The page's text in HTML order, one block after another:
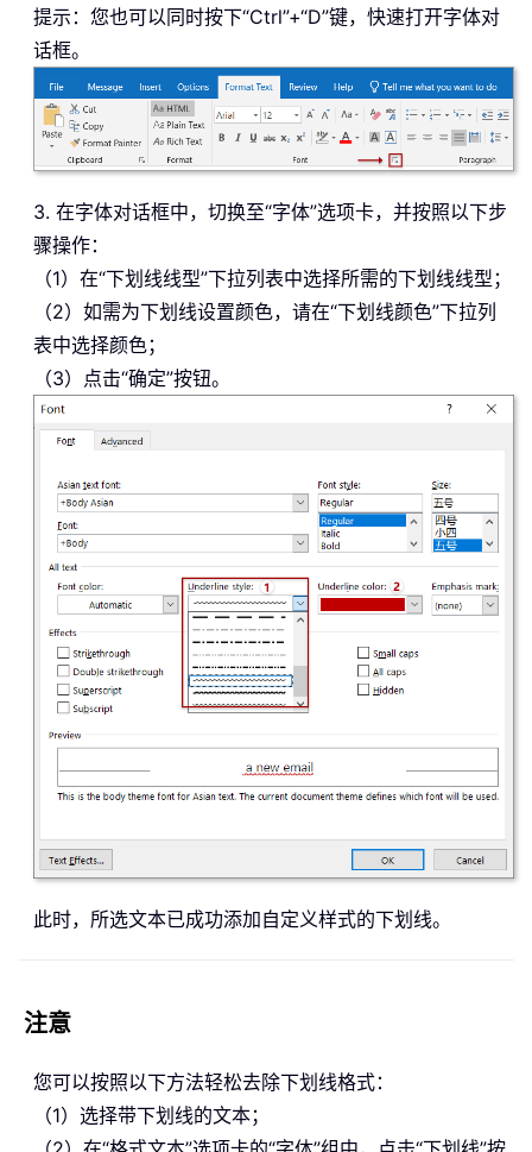
提示：您也可以同时按下“Ctrl”+“D”键，快速打开字体对
话框。
3. 在字体对话框中，切换至“字体”选项卡，并按照以下步
骤操作：
（1）在“下划线线型”下拉列表中选择所需的下划线线型；
（2）如需为下划线设置颜色，请在“下划线颜色”下拉列
表中选择颜色；
（3）点击“确定”按钮。
此时，所选文本已成功添加自定义样式的下划线。
注意
您可以按照以下方法轻松去除下划线格式：
（1）选择带下划线的文本；